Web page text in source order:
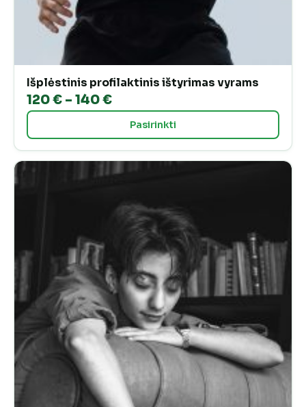
Išplėstinis profilaktinis ištyrimas vyrams
120€ – 140€Price
range:
120 €
through
Pasirinkti